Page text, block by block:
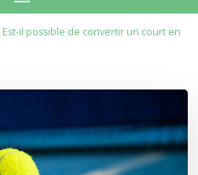
Est-il possible de convertir un court en